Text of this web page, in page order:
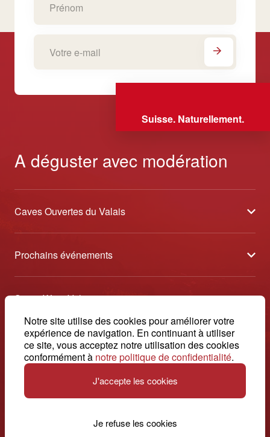
Notre site utilise des cookies pour améliorer votre
expérience de navigation. En continuant à utiliser
ce site, vous acceptez notre utilisation des cookies
conformément à notre politique de confidentialité.
J'accepte les cookies
Je refuse les cookies
Suisse. Naturellement.
A déguster avec modération
Caves Ouvertes du Valais
À propos
Partenaires
Prochains événements
Tavolata des Vins du Valais
Etoiles des Vins du Valais
Swiss Wine Valais
Avenue de la Gare 2 - CP 144 - 1964 Conthey
+41 27 345 40 80
info@swisswinevalais.ch
Suisse. Naturellement.
© 2026, Swiss Wine Valais
Impressum
français